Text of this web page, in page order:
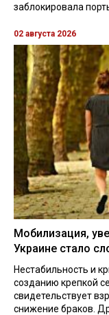
заблокировала
02 августа 2026
Мобилизация,
Украине стало
Нестабильность и
созданию крепкой
свидетельствует
снижение браков.